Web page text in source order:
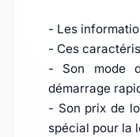
- Les
- Ces
- Son mode
démarrage
- Son prix de
spécial pour la